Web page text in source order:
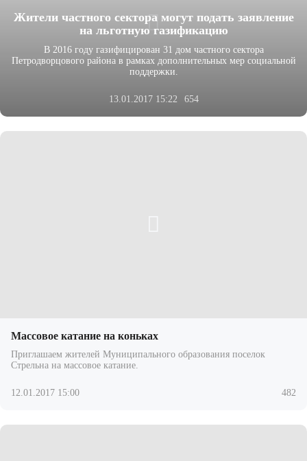
Жители частного сектора могут подать заявление
на льготную газификацию
В 2016 году газифицирован 31 дом частного сектора
Петродворцового района в рамках дополнительных мер социальной
поддержки.
13.01.2017 15:22 654
Массовое катание на коньках
Приглашаем жителей Муниципального образования поселок
Стрельна на массовое катание.
12.01.2017 15:00 482